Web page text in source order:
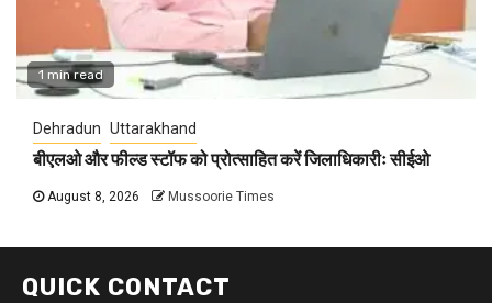
1 min read
Dehradun Uttarakhand
बीएलओ और फील्ड स्टॉफ को प्रोत्साहित करें जिलाधिकारीः सीईओ
August 8, 2026 Mussoorie Times
QUICK CONTACT